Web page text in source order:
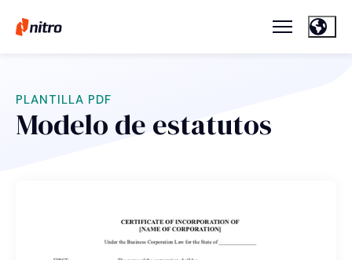
PLANTILLA PDF
Modelo de estatutos